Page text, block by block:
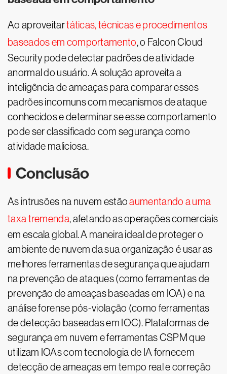
Ao aproveitartáticas, técnicas e procedimentos
baseados em comportamento, o Falcon Cloud
Security pode detectar padrões de atividade
anormal do usuário. A solução aproveita a
inteligência de ameaças para comparar esses
padrões incomuns com mecanismos de ataque
conhecidos e determinar se esse comportamento
pode ser classificado com segurança como
atividade maliciosa.
Conclusão
As intrusões na nuvem estãoaumentando a uma
taxa tremenda, afetando as operações comerciais
em escala global. A maneira ideal de proteger o
ambiente de nuvem da sua organização é usar as
melhores ferramentas de segurança que ajudam
na prevenção de ataques (como ferramentas de
prevenção de ameaças baseadas em IOA) e na
análise forense pós-violação (como ferramentas
de detecção baseadas em IOC). Plataformas de
segurança em nuvem e ferramentas CSPM que
utilizam IOAs com tecnologia de IA fornecem
detecção de ameaças em tempo real e correção